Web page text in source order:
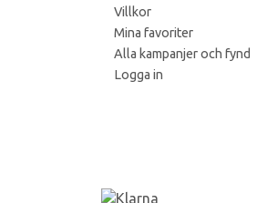
Villkor
Mina favoriter
Alla kampanjer och fynd
Logga in